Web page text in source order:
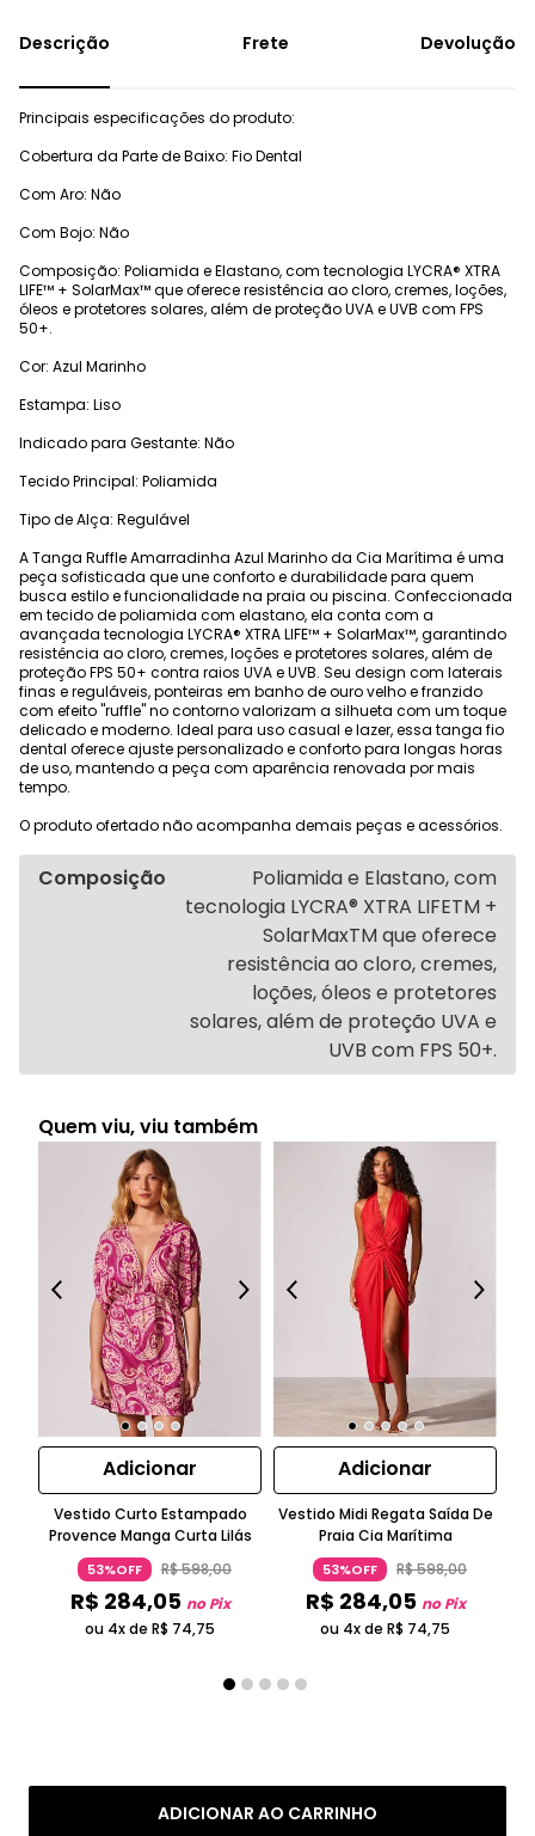
ADICIONAR AO CARRINHO
Frete Devolução
Principais especificações do produto:
Cobertura da Parte de Baixo: Fio Dental
Com Aro: Não
Com Bojo: Não
Composição: Poliamida e Elastano, com tecnologia LYCRA® XTRA
LIFE™ + SolarMax™ que oferece resistência ao cloro, cremes, loções,
óleos e protetores solares, além de proteção UVA e UVB com FPS
50+.
Cor: Azul Marinho
Estampa: Liso
Indicado para Gestante: Não
Tecido Principal: Poliamida
Tipo de Alça: Regulável
A Tanga Ruffle Amarradinha Azul Marinho da Cia Marítima é uma
peça sofisticada que une conforto e durabilidade para quem
busca estilo e funcionalidade na praia ou piscina. Confeccionada
em tecido de poliamida com elastano, ela conta com a
avançada tecnologia LYCRA® XTRA LIFE™ + SolarMax™, garantindo
resistência ao cloro, cremes, loções e protetores solares, além de
proteção FPS 50+ contra raios UVA e UVB. Seu design com laterais
finas e reguláveis, ponteiras em banho de ouro velho e franzido
com efeito "ruffle" no contorno valorizam a silhueta com um toque
delicado e moderno. Ideal para uso casual e lazer, essa tanga fio
dental oferece ajuste personalizado e conforto para longas horas
de uso, mantendo a peça com aparência renovada por mais
tempo.
O produto ofertado não acompanha demais peças e acessórios.
Composição
Poliamida e Elastano, com
tecnologia LYCRA® XTRA LIFETM +
SolarMaxTM que oferece
resistência ao cloro, cremes,
loções, óleos e protetores
solares, além de proteção UVA e
UVB com FPS 50+.
Quem viu, viu também
Adicionar
Vestido Curto Estampado
Provence Manga Curta Lilás
53%OFF R$598,00
R$ 284,05 no Pix
ou 4x de R$ 74,75
Adicionar
Vestido Midi Regata Saída De
Praia Cia Marítima
53%OFF R$598,00
R$ 284,05 no Pix
ou 4x de R$ 74,75